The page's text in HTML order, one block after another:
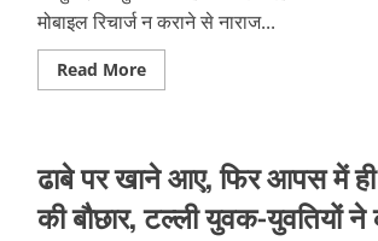
कांपते
हुए
मनोज
ने
बताया
मंजर
मोबाइल रिचार्ज न कराने से नाराज...
Read MoreRead
more
फोन
का
हुआ
ढाबे पर खाने आए, फिर आपस में
की बौछार, टल्ली युवक-युवतियों ने